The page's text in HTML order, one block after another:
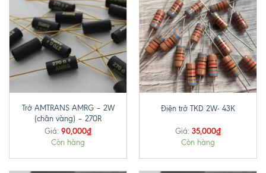
Trở AMTRANS AMRG – 2W
(chân vàng) – 270R
Giá: 90,000₫
Còn hàng
Điện trở TKD 2W- 43K
Giá: 35,000₫
Còn hàng